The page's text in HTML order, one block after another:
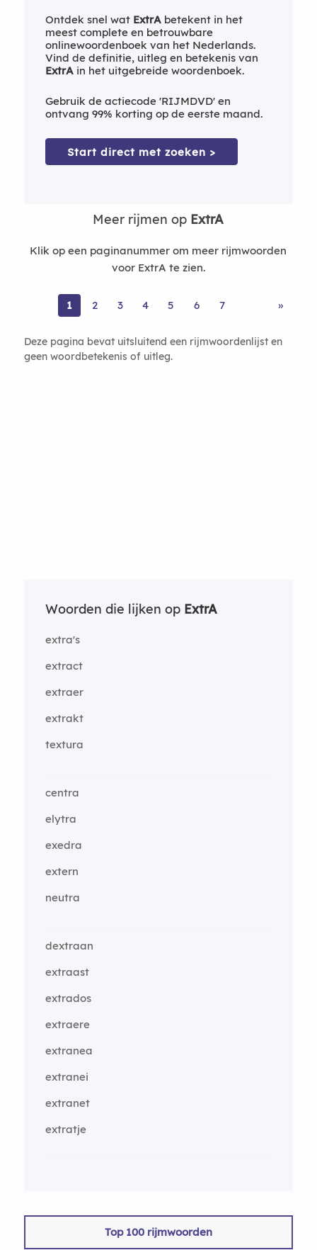
Ontdek snel wat ExtrAbetekent in het
meest complete en betrouwbare
onlinewoordenboek van het Nederlands.
Vind de definitie, uitleg en betekenis van
ExtrAin het uitgebreide woordenboek.
Gebruik de actiecode 'RIJMDVD' en
ontvang 99% korting op de eerste maand.
Start direct met zoeken >
Meer rijmen op ExtrA
Klik op een paginanummer om meer rijmwoorden
voor ExtrA te zien.
1 2 3 4 5 6 7 »
Deze pagina bevat uitsluitend een rijmwoordenlijst en
geen woordbetekenis of uitleg.
Woorden die lijken op ExtrA
extra's
extract
extraer
extrakt
textura
centra
elytra
exedra
extern
neutra
dextraan
extraast
extrados
extraere
extranea
extranei
extranet
extratje
Top 100 rijmwoorden